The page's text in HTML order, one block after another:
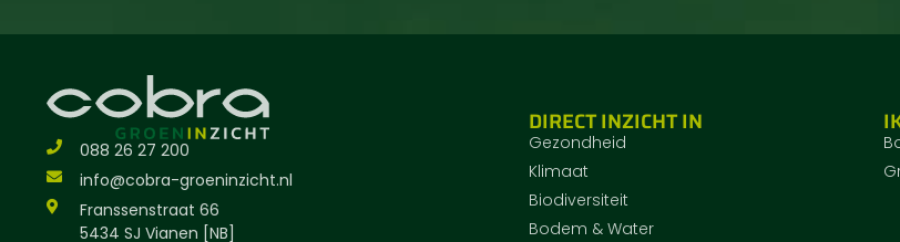
088 26 27 200
info@cobra-groeninzicht.nl
Franssenstraat 66
5434 SJ Vianen [NB]
DIRECT INZICHT IN
Gezondheid
Klimaat
Biodiversiteit
Bodem & Water